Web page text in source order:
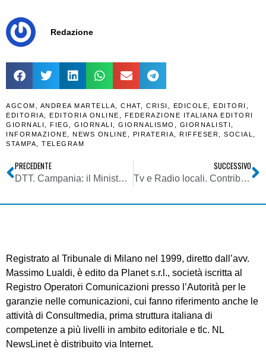
Redazione
AGCOM ANDREA MARTELLA CHAT CRISI EDICOLE EDITORI
EDITORIA
EDITORIA ONLINE
FEDERAZIONE ITALIANA EDITORI
GIORNALI
FIEG GIORNALI GIORNALISMO GIORNALISTI
INFORMAZIONE
NEWS ONLINE PIRATERIA RIFFESER SOCIAL
STAMPA
TELEGRAM
PRECEDENTE
DTT. Campania: il Ministero dello Sviluppo Economico pubblica la nuova graduatoria per l’assegnazione dei diritti d’uso
SUCCESSIVO
Tv e Radio locali. Contributi: pubblicate le graduatorie definitive per il 2019 relative alle tv ed alle radio commerciali
Registrato al Tribunale di Milano nel 1999, diretto dall’avv.
Massimo Lualdi, è edito da Planet s.r.l., società iscritta al
Registro Operatori Comunicazioni presso l’Autorità per le
garanzie nelle comunicazioni, cui fanno riferimento anche le
attività di Consultmedia, prima struttura italiana di
competenze a più livelli in ambito editoriale e tlc. NL
NewsLinet è distribuito via Internet.